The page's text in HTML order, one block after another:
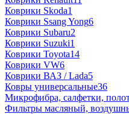
Коврики Skoda1
Коврики Ssang Yong6
Коврики Subaru2
Коврики Suzuki1
Коврики Toyota14
Коврики VW6
Коврики ВАЗ / Lada5
Ковры универсальные36
Микрофибра, салфетки,
Фильтры масляный,